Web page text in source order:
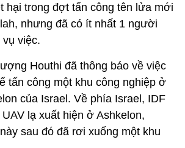
hại trong đợt tấn công tên lửa mới
nhưng đã có ít nhất 1 người
việc.
Houthi đã thông báo về việc
tấn công một khu công nghiệp ở
của Israel. Về phía Israel, IDF
lạ xuất hiện ở Ashkelon,
sau đó đã rơi xuống một khu